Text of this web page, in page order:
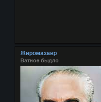
Жиромазавр
Ватное быдло